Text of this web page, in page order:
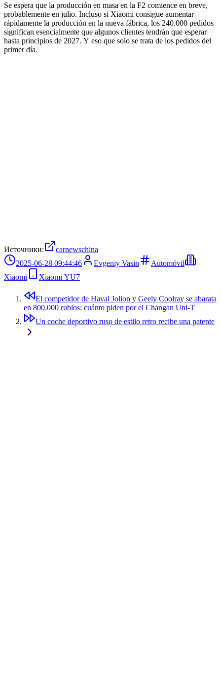
Se espera que la producción en masa en la F2 comience en breve,
probablemente en julio. Incluso si Xiaomi consigue aumentar
rápidamente la producción en la nueva fábrica, los 240.000 pedidos
significan esencialmente que algunos clientes tendrán que esperar
hasta principios de 2027. Y eso que solo se trata de los pedidos del
primer día.
Источники:
carnewschina
2025-06-28 09:44:46
Evgeniy Vasin
Automóvil
Xiaomi
Xiaomi YU7
El competidor de Haval Jolion y Geely Coolray se abarata
en 800.000 rublos: cuánto piden por el Changan Uni-T
Un coche deportivo ruso de estilo retro recibe una patente